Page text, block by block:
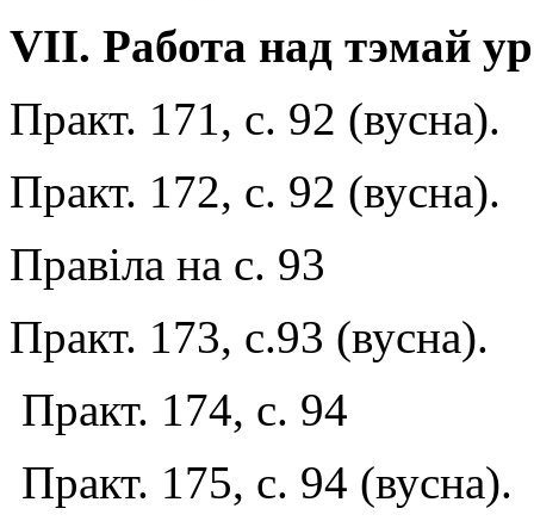
VII. Работа над тэмай
Практ. 171, с. 92 (вусна).
Практ. 172, с. 92 (вусна).
Правіла на с. 93
Практ. 173, с.93 (вусна).
Практ. 174, с. 94
Практ. 175, с. 94 (вусна).